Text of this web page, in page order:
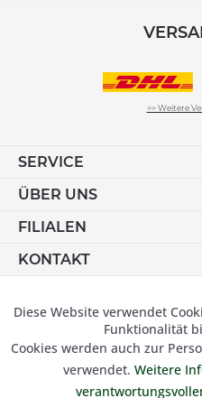
>> Weitere
SERVICE
ÜBER UNS
FILIALEN
KONTAKT
© 2019 Besser Gehen
Funktionale
Marketing
Diese Website verwendet
Funktionalität
Cookies werden auch zur
verwendet. Weitere